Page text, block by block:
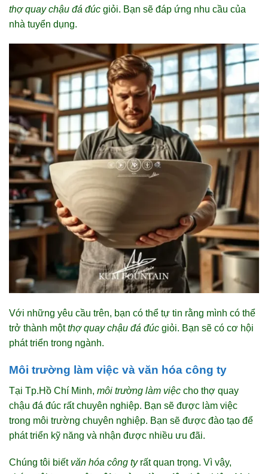
thợ quay chậu đá đúc giỏi. Bạn sẽ đáp ứng nhu cầu của
nhà tuyển dụng.
Với những yêu cầu trên, bạn có thể tự tin rằng mình có thể
trở thành mộtthợ quay chậu đá đúc giỏi. Bạn sẽ có cơ hội
phát triển trong ngành.
Môi trường làm việc và văn hóa công ty
Tại Tp.Hồ Chí Minh, môi trường làm việc cho thợ quay
chậu đá đúc rất chuyên nghiệp. Bạn sẽ được làm việc
trong môi trường chuyên nghiệp. Bạn sẽ được đào tạo để
phát triển kỹ năng và nhận được nhiều ưu đãi.
Chúng tôi biết văn hóa công tyrất quan trọng. Vì vậy,